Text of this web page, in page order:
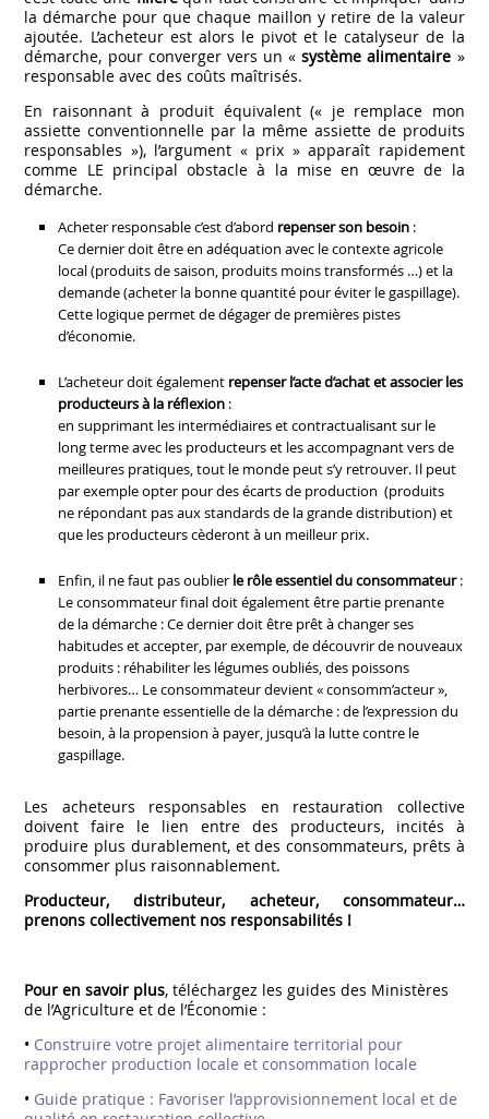
la démarche pour que chaque maillon y retire de la valeur
ajoutée. L’acheteur est alors le pivot et le catalyseur de la
démarche, pour converger vers un «système alimentaire »
responsable avec des coûts maîtrisés.
En raisonnant à produit équivalent (« je remplace mon
assiette conventionnelle par la même assiette de produits
responsables »), l’argument « prix » apparaît rapidement
comme LE principal obstacle à la mise en œuvre de la
démarche.
Acheter responsable c’est d’abord repenser son besoin :
Ce dernier doit être en adéquation avec le contexte agricole
local (produits de saison, produits moins transformés …) et la
demande (acheter la bonne quantité pour éviter le gaspillage).
Cette logique permet de dégager de premières pistes
d’économie.
L’acheteur doit également repenser l’acte d’achat et associer les
producteurs à la réflexion :
en supprimant les intermédiaires et contractualisant sur le
long terme avec les producteurs et les accompagnant vers de
meilleures pratiques, tout le monde peut s’y retrouver. Il peut
par exemple opter pour des écarts de production (produits
ne répondant pas aux standards de la grande distribution) et
que les producteurs cèderont à un meilleur prix.
Enfin, il ne faut pas oublier le rôle essentiel du consommateur:
Le consommateur final doit également être partie prenante
de la démarche : Ce dernier doit être prêt à changer ses
habitudes et accepter, par exemple, de découvrir de nouveaux
produits : réhabiliter les légumes oubliés, des poissons
herbivores… Le consommateur devient « consomm’acteur »,
partie prenante essentielle de la démarche : de l’expression du
besoin, à la propension à payer, jusqu’à la lutte contre le
gaspillage.
Les acheteurs responsables en restauration collective
doivent faire le lien entre des producteurs, incités à
produire plus durablement, et des consommateurs, prêts à
consommer plus raisonnablement.
Producteur, distributeur, acheteur, consommateur…
prenons collectivement nos responsabilités !
Pour en savoir plus, téléchargez les guides des Ministères
de l’Agriculture et de l’Économie :
• Construire votre projet alimentaire territorial pour
rapprocher production locale et consommation locale
• Guide pratique : Favoriser l’approvisionnement local et de